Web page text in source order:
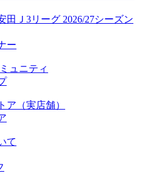
ィーア）
企業
田Ｊ3リーグ 2026/27シーズン
ー
ュニティ
ア（実店舗）
て